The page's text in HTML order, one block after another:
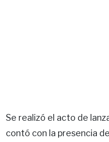
Se realizó el acto de
contó con la presencia